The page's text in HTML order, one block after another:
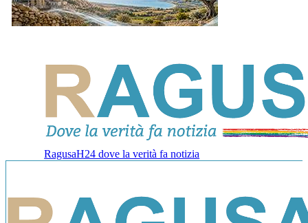
RagusaH24 dove la verità fa notizia